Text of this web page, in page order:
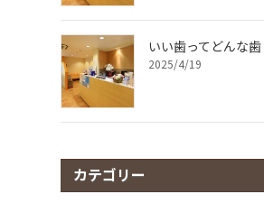
いい歯ってどんな歯
2025/4/19
カテゴリー